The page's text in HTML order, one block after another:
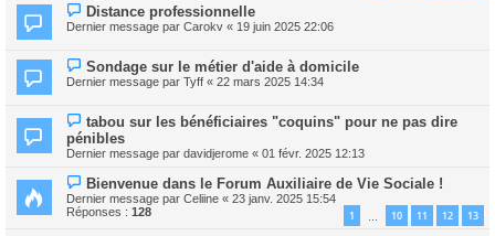
Distance professionnelle
Dernier message par Carokv « 19 juin 2025 22:06
Sondage sur le métier d'aide à domicile
Dernier message par Tyff « 22 mars 2025 14:34
tabou sur les bénéficiaires "coquins" pour ne pas dire
pénibles
Dernier message par davidjerome « 01 févr. 2025 12:13
Bienvenue dans le Forum Auxiliaire de Vie Sociale !
Dernier message par Celiine « 23 janv. 2025 15:54
Réponses : 128 1 10 11 12 13